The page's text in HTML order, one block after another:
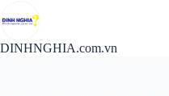
đến
nội
DINHNGHIA.com.vn